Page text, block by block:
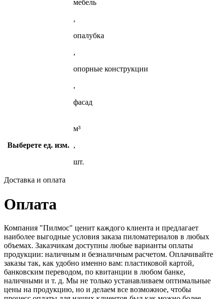
мебель
,
опалубка
,
опорные конструкции
,
фасад
Выберете ед. изм.
м³
,
шт.
Доставка и оплата
Оплата
Компания "Пилмос" ценит каждого клиента и предлагает
наиболее выгодные условия заказа пиломатериалов в любых
объемах. Заказчикам доступны любые варианты оплаты
продукции: наличным и безналичным расчетом. Оплачивайте
заказы так, как удобно именно вам: пластиковой картой,
банковским переводом, по квитанции в любом банке,
наличными и т. д. Мы не только устанавливаем оптимальные
цены на продукцию, но и делаем все возможное, чтобы